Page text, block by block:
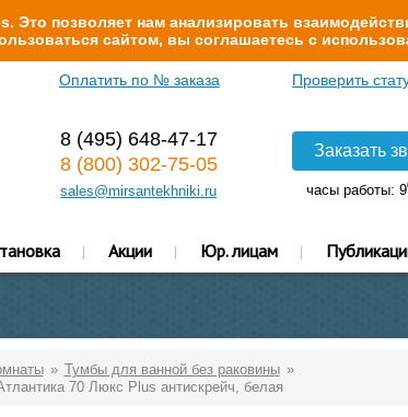
Это позволяет нам анализировать
сайтом, вы соглашаетесь с
Оплатить по № заказа Проверить
8 (495) 648-47-17
8 (800) 302-75-05
sales@mirsantekhniki.ru
Заказать
часы работы: 9
Акции Юр. лицам
Тумбы для ванной без раковины
70 Люкс Plus антискрейч, белая